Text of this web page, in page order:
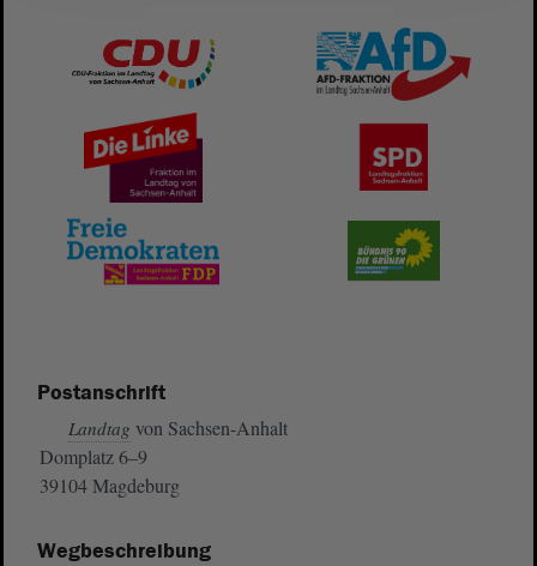
Postanschrift
Landtag von Sachsen-Anhalt
Domplatz 6–9
39104 Magdeburg
Wegbeschreibung